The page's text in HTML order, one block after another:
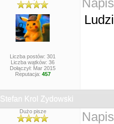
Liczba postów: 301
Liczba wątków: 36
Dołączył: Mar 2015
Reputacja: 457
Stefan Krol Zydowski
Dużo pisze